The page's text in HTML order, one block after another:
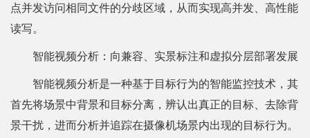
点并发访问相同文件的分歧区域，从而实现高并发、高性能
读写。
智能视频分析：向兼容、实景标注和虚拟分层部署发展
智能视频分析是一种基于目标行为的智能监控技术，其
首先将场景中背景和目标分离，辨认出真正的目标、去除背
景干扰，进而分析并追踪在摄像机场景内出现的目标行为。